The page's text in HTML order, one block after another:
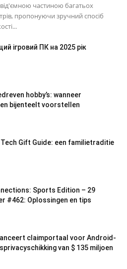
частиною багатьох
пропонуючи зручний спосіб
ігровий ПК на 2025 рік
hobby’s: wanneer
bijenteelt voorstellen
Tech Gift Guide: een familietraditie
Sports Edition – 29
#462: Oplossingen en tips
claimportaal voor Android-
van $ 135 miljoen